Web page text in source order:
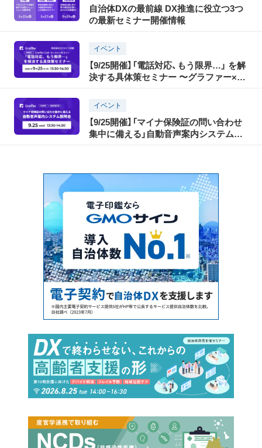
自治体DXの最前線 DX推進に役立つ3つ
の最新セミナー開催情報
イベント
【9/25開催】「電話対応、もう限界…」 を解
決する具体策セミナー 〜グラファー×ガ
イベント
【9/25開催】「マイナ保険証の問い合わせ
集中に備える」自動音声案内システム説